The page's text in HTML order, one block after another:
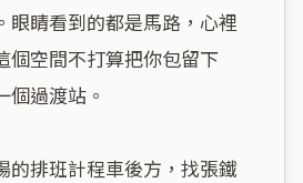
眼睛看到的都是馬路，心裡
個空間不打算把你包留下
個過渡站。
的排班計程車後方，找張鐵